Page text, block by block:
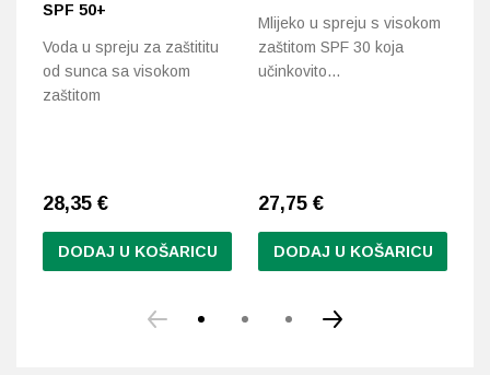
SPF 50+
Voda u spreju za zaštititu
od sunca sa visokom
zaštitom
28,35 €
DODAJ U KOŠARICU
Mlijeko u spreju s visokom
zaštitom SPF 30 koja
učinkovito…
27,75 €
DODAJ U KOŠARICU